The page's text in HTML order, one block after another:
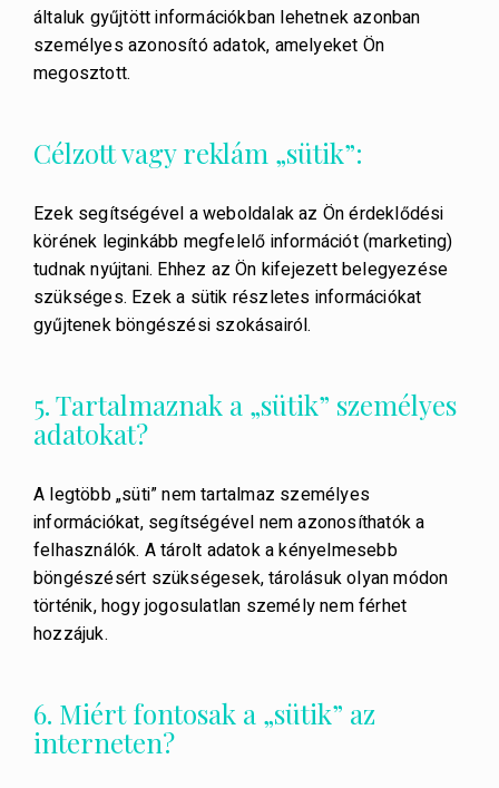
általuk gyűjtött információkban lehetnek azonban
személyes azonosító adatok, amelyeket Ön
megosztott.
Célzott vagy reklám „sütik”:
Ezek segítségével a weboldalak az Ön érdeklődési
körének leginkább megfelelő információt (marketing)
tudnak nyújtani. Ehhez az Ön kifejezett belegyezése
szükséges. Ezek a sütik részletes információkat
gyűjtenek böngészési szokásairól.
5. Tartalmaznak a „sütik” személyes
adatokat?
A legtöbb „süti” nem tartalmaz személyes
információkat, segítségével nem azonosíthatók a
felhasználók. A tárolt adatok a kényelmesebb
böngészésért szükségesek, tárolásuk olyan módon
történik, hogy jogosulatlan személy nem férhet
hozzájuk.
6. Miért fontosak a „sütik” az
interneten?